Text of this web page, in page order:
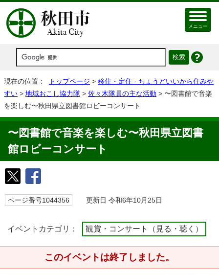
メニュー
現在の位置： トップページ > 移住・定住 - ちょうどいいから住みや
すい > 地域おこし協力隊 > 佐々木隊員の主な活動 > 〜図書館で音楽
を楽しむ〜秋田県立図書館ロビーコンサート
〜図書館で音楽を楽しむ〜秋田県立図書
館ロビーコンサート
ページ番号1044356 更新日 令和6年10月25日
イベントカテゴリ： 観賞・コンサート（見る・聴く）
このイベントは終了しました。